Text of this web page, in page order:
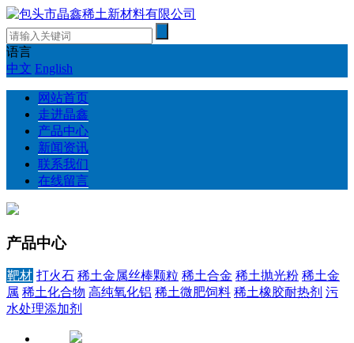
语言
中文 English
网站首页
走进晶鑫
产品中心
新闻资讯
联系我们
在线留言
产品中心
靶材 打火石 稀土金属丝棒颗粒 稀土合金 稀土抛光粉 稀土金
属 稀土化合物 高纯氧化铝 稀土微肥饲料 稀土橡胶耐热剂 污
水处理添加剂